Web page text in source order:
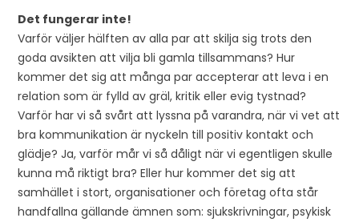
Det fungerar inte!
Varför väljer hälften av alla par att skilja sig trots den
goda avsikten att vilja bli gamla tillsammans? Hur
kommer det sig att många par accepterar att leva i en
relation som är fylld av gräl, kritik eller evig tystnad?
Varför har vi så svårt att lyssna på varandra, när vi vet att
bra kommunikation är nyckeln till positiv kontakt och
glädje? Ja, varför mår vi så dåligt när vi egentligen skulle
kunna må riktigt bra? Eller hur kommer det sig att
samhället i stort, organisationer och företag ofta står
handfallna gällande ämnen som: sjukskrivningar, psykisk